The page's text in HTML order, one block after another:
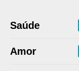
Saúde
Amor